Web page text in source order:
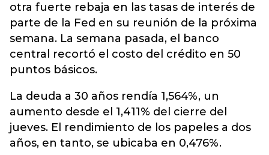
otra fuerte rebaja en las tasas de interés de
parte de la Fed en su reunión de la próxima
semana. La semana pasada, el banco
central recortó el costo del crédito en 50
puntos básicos.
La deuda a 30 años rendía 1,564%, un
aumento desde el 1,411% del cierre del
jueves. El rendimiento de los papeles a dos
años, en tanto, se ubicaba en 0,476%.